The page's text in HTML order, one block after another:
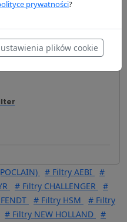
# Filtry AEBI
#
# Filtry CHALLENGER
#
# Filtry HSM
# Filtry
# Filtry NEW HOLLAND
#
prywatności?
plików cookie